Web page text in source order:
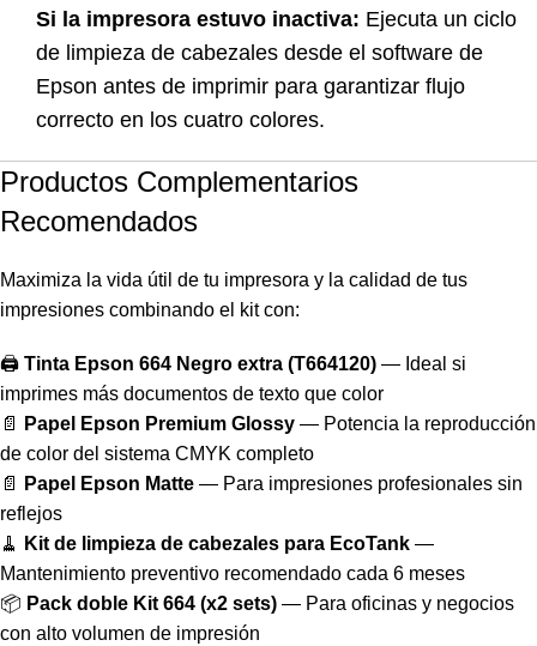
Si la impresora estuvo inactiva: Ejecuta un ciclo
de limpieza de cabezales desde el software de
Epson antes de imprimir para garantizar flujo
correcto en los cuatro colores.
Productos Complementarios
Recomendados
Maximiza la vida útil de tu impresora y la calidad de tus
impresiones combinando el kit con:
🖨️ Tinta Epson 664 Negro extra (T664120) — Ideal si
imprimes más documentos de texto que color
📄
Papel Epson Premium Glossy — Potencia la reproducción
de color del sistema CMYK completo
📄
Papel Epson Matte — Para impresiones profesionales sin
reflejos
🧹
Kit de limpieza de cabezales para EcoTank —
Mantenimiento preventivo recomendado cada 6 meses
📦 Pack doble Kit 664 (x2 sets) — Para oficinas y negocios
con alto volumen de impresión